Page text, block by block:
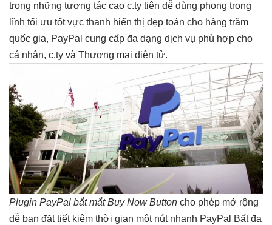
trong những tương tác cao c.ty tiên dễ dùng phong trong
lĩnh tối ưu tốtvực thanh hiển thị đẹp toán cho hàng trăm
quốc gia, PayPal cung cấp đa dạng dịch vụ phù hợp cho
cá nhân, c.ty và Thương mại điện tử.
Plugin PayPal bắt mắtBuy Now Button cho phép mở rộng
dễ bạn đặttiết kiệm thời gian một nút nhanh PayPal Bấtđa